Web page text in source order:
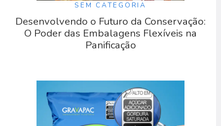
SEM CATEGORIA
Desenvolvendo o Futuro da Conservação:
O Poder das Embalagens Flexíveis na
Panificação